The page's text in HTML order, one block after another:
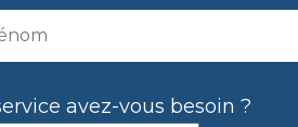
avez-vous besoin ?